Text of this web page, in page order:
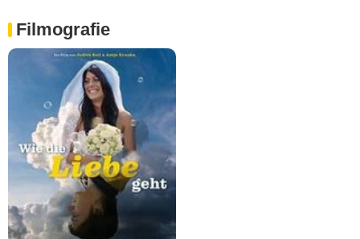
Filmografie